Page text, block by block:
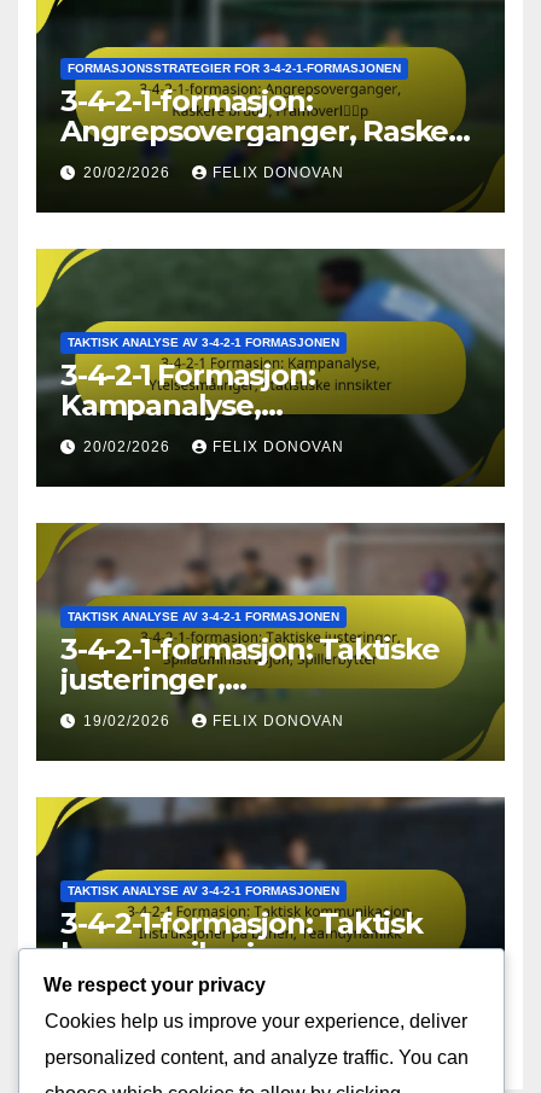
FORMASJONSSTRATEGIER FOR 3-4-2-1-FORMASJONEN
3-4-2-1-formasjon:
Angrepsoverganger, Raskere
brudd, Framoverløp
20/02/2026 FELIX DONOVAN
TAKTISK ANALYSE AV 3-4-2-1 FORMASJONEN
3-4-2-1 Formasjon:
Kampanalyse,
Ytelsesmålinger, Statistiske
innsikter
20/02/2026 FELIX DONOVAN
TAKTISK ANALYSE AV 3-4-2-1 FORMASJONEN
3-4-2-1-formasjon: Taktiske
justeringer,
Spilladministrasjon,
Spillerbytter
19/02/2026 FELIX DONOVAN
TAKTISK ANALYSE AV 3-4-2-1 FORMASJONEN
3-4-2-1-formasjon: Taktisk
kommunikasjon,
Instruksjoner på banen,
Teamdynamikk
19/02/2026 FELIX DONOVAN
We respect your privacy
Cookies help us improve your experience, deliver
personalized content, and analyze traffic. You can